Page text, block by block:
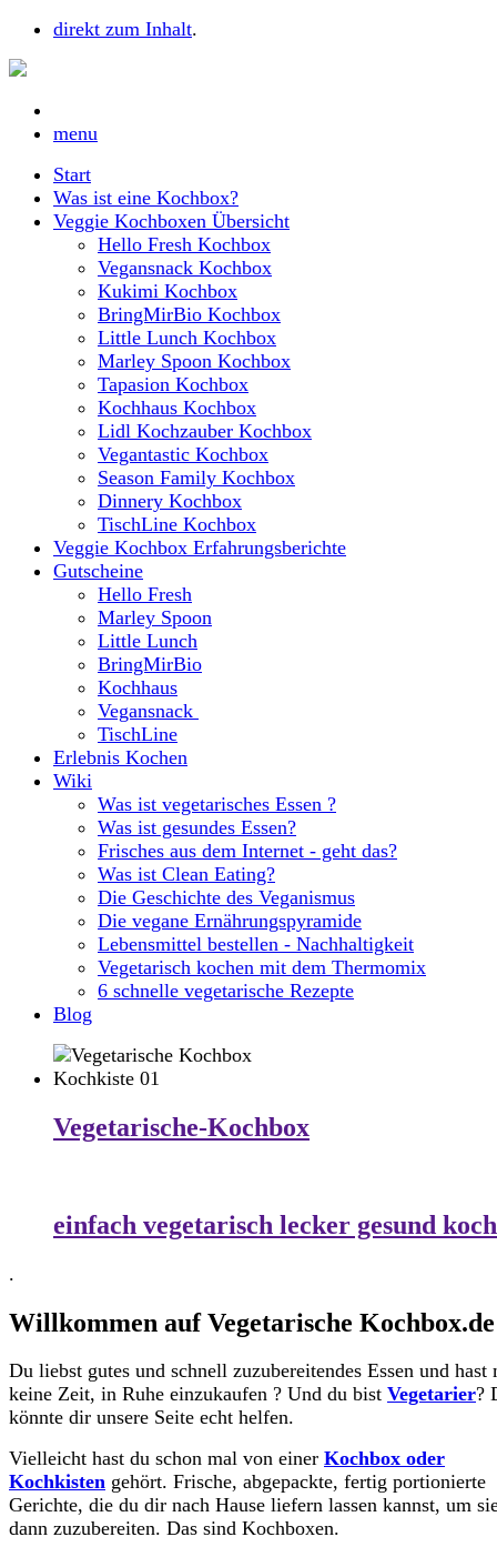
direkt zum Inhalt.
menu
Start
Was ist eine Kochbox?
Veggie Kochboxen Übersicht
Hello Fresh Kochbox
Vegansnack Kochbox
Kukimi Kochbox
BringMirBio Kochbox
Little Lunch Kochbox
Marley Spoon Kochbox
Tapasion Kochbox
Kochhaus Kochbox
Lidl Kochzauber Kochbox
Vegantastic Kochbox
Season Family Kochbox
Dinnery Kochbox
TischLine Kochbox
Veggie Kochbox Erfahrungsberichte
Gutscheine
Hello Fresh
Marley Spoon
Little Lunch
BringMirBio
Kochhaus
Vegansnack
TischLine
Erlebnis Kochen
Wiki
Was ist vegetarisches Essen ?
Was ist gesundes Essen?
Frisches aus dem Internet - geht das?
Was ist Clean Eating?
Die Geschichte des Veganismus
Die vegane Ernährungspyramide
Lebensmittel bestellen - Nachhaltigkeit
Vegetarisch kochen mit dem Thermomix
6 schnelle vegetarische Rezepte
Blog
Vegetarische-Kochbox
einfach vegetarisch lecker gesund
.
Willkommen auf Vegetarische Kochbox.de
Du liebst gutes und schnell zuzubereitendes Essen und hast
keine Zeit, in Ruhe einzukaufen ? Und du bist Vegetarier?
könnte dir unsere Seite echt helfen.
Vielleicht hast du schon mal von einer Kochbox oder
Kochkisten gehört. Frische, abgepackte, fertig portionierte
Gerichte, die du dir nach Hause liefern lassen kannst, um
dann zuzubereiten. Das sind Kochboxen.